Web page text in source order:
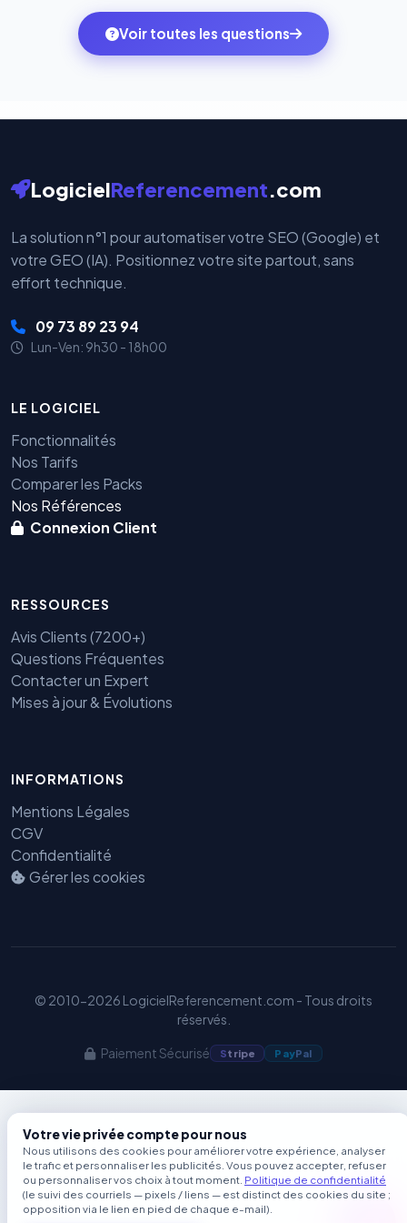
ambitions du moment — sans perdre vos données ni
votre historique.
monde. Vos données bancaires ne transitent jamais
par nos serveurs — elles sont gérées directement et
Voir toutes les questions
LogicielReferencement.com
La solution n°1 pour automatiser votre SEO (Google) et
votre GEO (IA). Positionnez votre site partout, sans
effort technique.
09 73 89 23 94
Lun-Ven: 9h30 - 18h00
LE LOGICIEL
Fonctionnalités
Nos Tarifs
Comparer les Packs
Nos Références
Connexion Client
RESSOURCES
Avis Clients (7200+)
Questions Fréquentes
Contacter un Expert
Mises à jour & Évolutions
INFORMATIONS
Mentions Légales
CGV
Confidentialité
Gérer les cookies
© 2010-2026 LogicielReferencement.com - Tous droits
réservés.
Paiement Sécurisé Stripe PayPal
Votre vie privée compte pour nous
Nous utilisons des cookies pour améliorer votre expérience, analyser
le trafic et personnaliser les publicités. Vous pouvez accepter, refuser
ou personnaliser vos choix à tout moment. Politique de confidentialité
(le suivi des courriels — pixels / liens — est distinct des cookies du site ;
opposition via le lien en pied de chaque e-mail).